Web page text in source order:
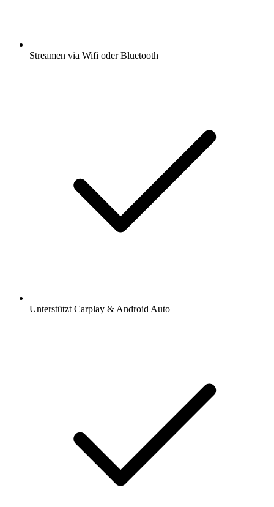
Streamen via Wifi oder Bluetooth
Unterstützt Carplay & Android Auto